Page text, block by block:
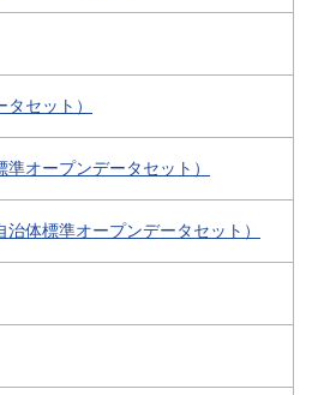
セット）
オープンデータセット）
体標準オープンデータセット）